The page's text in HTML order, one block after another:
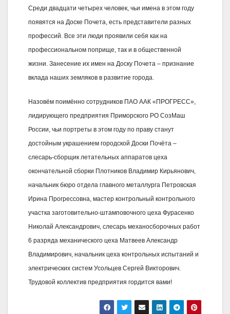
Среди двадцати четырех человек, чьи имена в этом году
появятся на Доске Почета, есть представители разных
профессий. Все эти люди проявили себя как на
профессиональном поприще, так и в общественной
жизни. Занесение их имен на Доску Почета – признание
вклада наших земляков в развитие города.
Назовём поимённо сотрудников ПАО ААК «ПРОГРЕСС»,
лидирующего предприятия Приморского РО СозМаш
России, чьи портреты в этом году по праву станут
достойным украшением городской Доски Почёта –
слесарь-сборщик летательных аппаратов цеха
окончательной сборки Плотников Владимир Кирьянович,
начальник бюро отдела главного металлурга Петровская
Ирина Прогрессовна, мастер контрольный контрольного
участка заготовительно-штамповочного цеха Фурасенко
Николай Александрович, слесарь механосборочных работ
6 разряда механического цеха Матвеев Александр
Владимирович, начальник цеха контрольных испытаний и
электрических систем Усольцев Сергей Викторович.
Трудовой коллектив предприятия гордится вами!